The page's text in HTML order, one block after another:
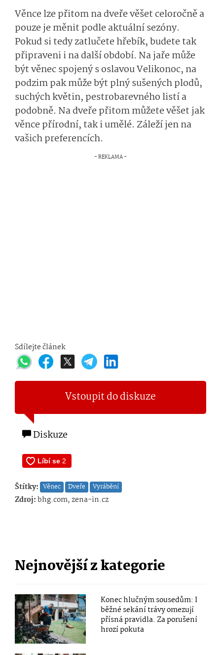
Věnce lze přitom na dveře věšet celoročně a
pouze je měnit podle aktuální sezóny.
Pokud si tedy zatlučete hřebík, budete tak
připraveni i na další období. Na jaře může
být věnec spojený s oslavou Velikonoc, na
podzim pak může být plný sušených plodů,
suchých květin, pestrobarevného listí a
podobně. Na dveře přitom můžete věšet jak
věnce přírodní, tak i umělé. Záleží jen na
vašich preferencích.
Sdílejte článek
Vstoupit do diskuze
Diskuze
Štítky: Věnec Dveře Vyrábění
Zdroj:bhg.com, zena-in.cz
Nejnovější z kategorie
Konec hlučným sousedům: I
běžné sekání trávy omezují
přísná pravidla. Za porušení
hrozí pokuta